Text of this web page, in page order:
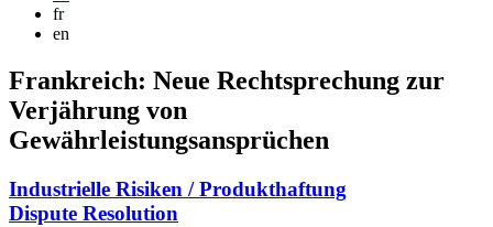
fr
en
Frankreich: Neue Rechtsprechung zur
Verjährung von
Gewährleistungsansprüchen
Industrielle Risiken / Produkthaftung
Dispute Resolution